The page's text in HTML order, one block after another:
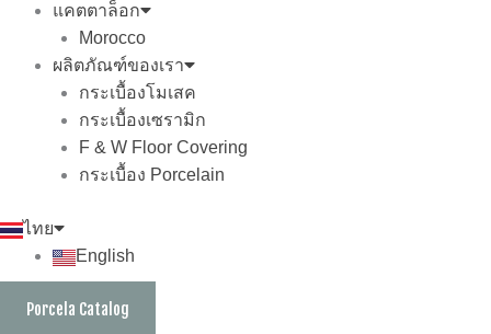
แคตตาล็อก
Morocco
ผลิตภัณฑ์ของเรา
กระเบื้องโมเสค
กระเบื้องเซรามิก
F & W Floor Covering
กระเบื้อง Porcelain
ไทย
English
Porcela Catalog